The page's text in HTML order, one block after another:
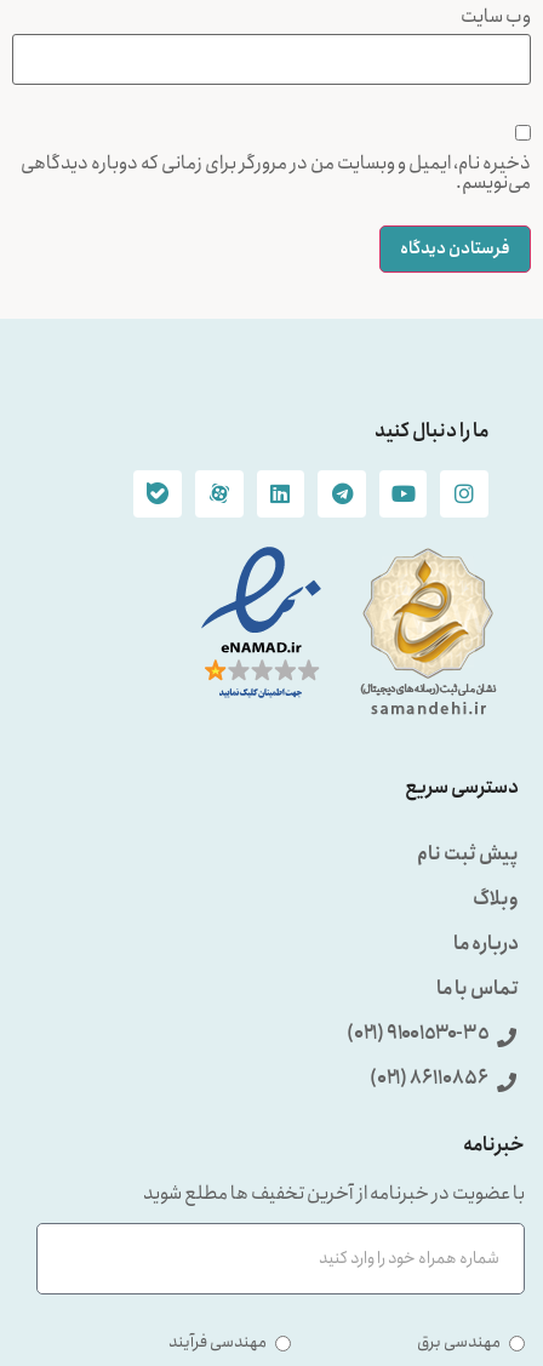
وب‌ سایت
ذخیره نام، ایمیل و وبسایت من در مرورگر برای زمانی که دوباره دیدگاهی
می‌نویسم.
ما را دنبال کنید
دسترسی سریع
پیش ثبت نام
وبلاگ
درباره ما
تماس با ما
٩۱۰۰۱٥۳۰-۳٥ (۰۲۱)
86110856 (۰۲۱)
خبرنامه
با عضویت در خبرنامه از آخرین تخفیف ها مطلع شوید
مهندسی برق مهندسی فرآیند